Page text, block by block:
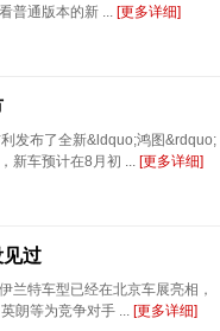
普通版本的新 ... [更多详细]
发布了全新&ldquo;鸿图&rdquo;
新车预计在8月初 ... [更多详细]
见过
兰特车型已经在北京车展亮相，
朗等为竞争对手 ... [更多详细]